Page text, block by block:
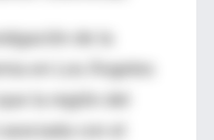
de la
en Los Ángeles
la región del